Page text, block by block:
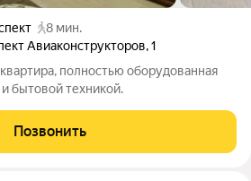
8 мин.
Авиаконструкторов,1
полностью оборудованная
бытовой техникой.
Позвонить